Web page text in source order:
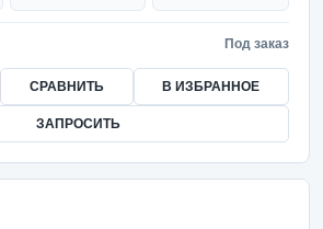
Под заказ
СРАВНИТЬ В ИЗБРАННОЕ
ЗАПРОСИТЬ